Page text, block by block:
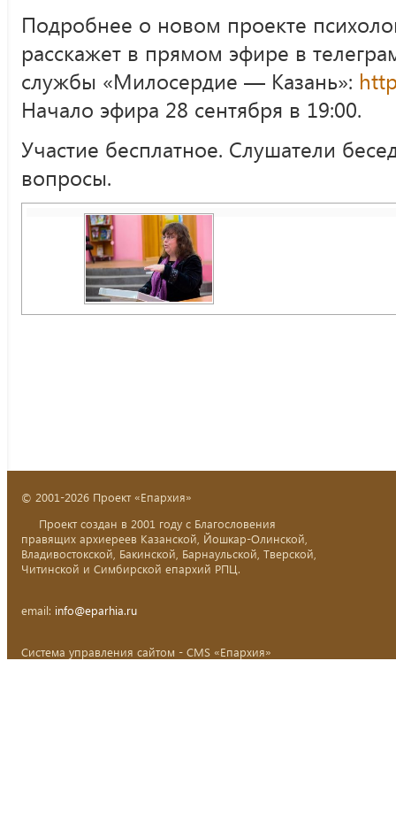
Подробнее о новом проекте
расскажет в прямом эфире в
службы «Милосердие — Казань»:
Начало эфира 28 сентября в 19:00.
Участие бесплатное. Слушатели
вопросы.
© 2001-2026 Проект «Епархия»
Проект создан в 2001 году с Благословения
правящих архиереев Казанской, Йошкар-Олинской,
Владивостокской, Бакинской, Барнаульской, Тверской,
Читинской и Симбирской епархий РПЦ.
email: info@eparhia.ru
Система управления сайтом - CMS «Епархия»